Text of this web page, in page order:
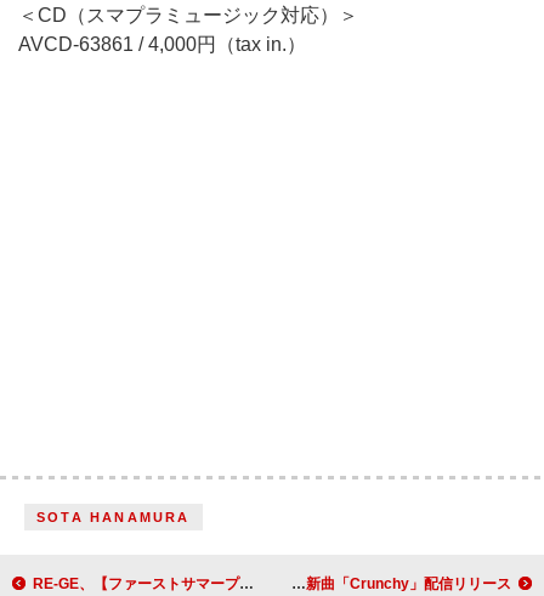
＜CD（スマプラミュージック対応）＞
AVCD-63861 / 4,000円（tax in.）
SOTA HANAMURA
RE-GE、【ファーストサマープロジェクト】情報解禁＆デジタルシングル第1弾「ひらりワンピース」6/26配信決定 iri、閉塞した時代を軽やかに泳いでいく新曲「Crunchy」配信リリース